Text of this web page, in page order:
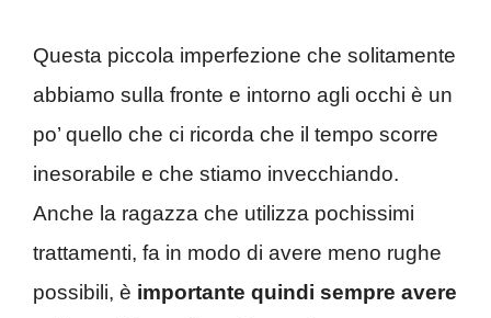
Questa piccola imperfezione che solitamente
abbiamo sulla fronte e intorno agli occhi è un
po’ quello che ci ricorda che il tempo scorre
inesorabile e che stiamo invecchiando.
Anche la ragazza che utilizza pochissimi
trattamenti, fa in modo di avere meno rughe
possibili, è importante quindi sempre avere